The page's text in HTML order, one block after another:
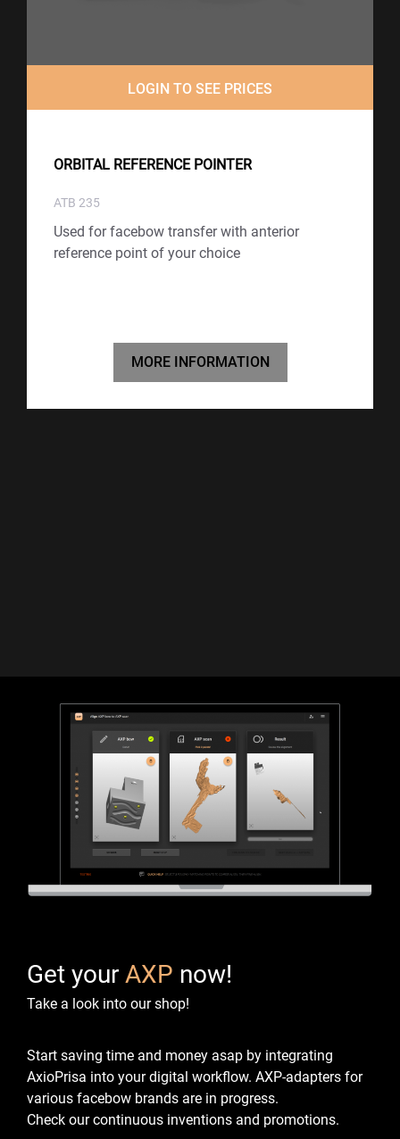
LOGIN TO SEE PRICES
ORBITAL REFERENCE POINTER
ATB 235
Used for facebow transfer with anterior
reference point of your choice
MORE INFORMATION
Get your AXP now!
Take a look into our shop!
Start saving time and money asap by integrating
AxioPrisa into your digital workflow. AXP-adapters for
various facebow brands are in progress.
Check our continuous inventions and promotions.